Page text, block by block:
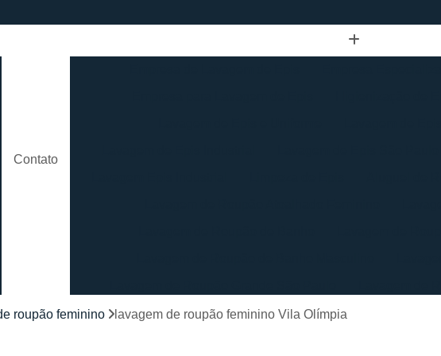
Contato
Lavagem de Roupão São Paulo
Locação de Roupão
roupão feminino lavagem de roupão feminino Vila Olímpia